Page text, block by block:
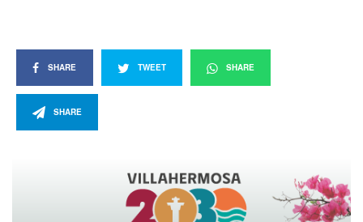
SHARE TWEET SHARE
SHARE